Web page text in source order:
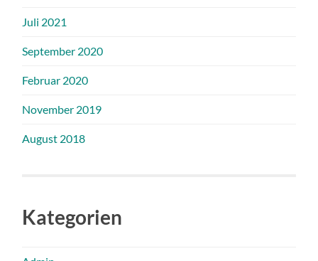
Juli 2021
September 2020
Februar 2020
November 2019
August 2018
Kategorien